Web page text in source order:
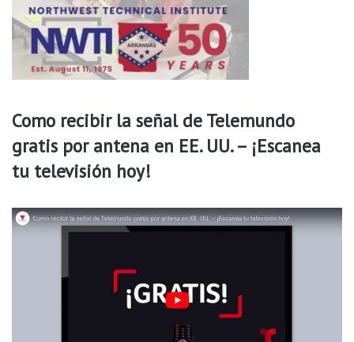
Como recibir la señal de Telemundo
gratis por antena en EE. UU. – ¡Escanea
tu televisión hoy!